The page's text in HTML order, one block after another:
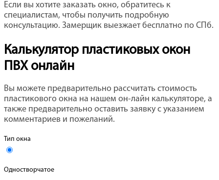
Если вы хотите заказать окно, обратитесь к
специалистам, чтобы получить подробную
консультацию. Замерщик выезжает бесплатно по СПб.
Калькулятор пластиковых окон
ПВХ онлайн
Вы можете предварительно рассчитать стоимость
пластикового окна на нашем он-лайн калькуляторе, а
также предварительно оставить заявку с указанием
комментариев и пожеланий.
Тип окна
Одностворчатое